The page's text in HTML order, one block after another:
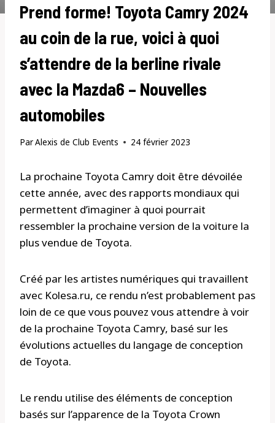
Prend forme! Toyota Camry 2024
au coin de la rue, voici à quoi
s’attendre de la berline rivale
avec la Mazda6 – Nouvelles
automobiles
ParAlexis de Club Events 24 février 2023
La prochaine Toyota Camry doit être dévoilée
cette année, avec des rapports mondiaux qui
permettent d’imaginer à quoi pourrait
ressembler la prochaine version de la voiture la
plus vendue de Toyota.
Créé par les artistes numériques qui travaillent
avec Kolesa.ru, ce rendu n’est probablement pas
loin de ce que vous pouvez vous attendre à voir
de la prochaine Toyota Camry, basé sur les
évolutions actuelles du langage de conception
de Toyota.
Le rendu utilise des éléments de conception
basés sur l’apparence de la Toyota Crown